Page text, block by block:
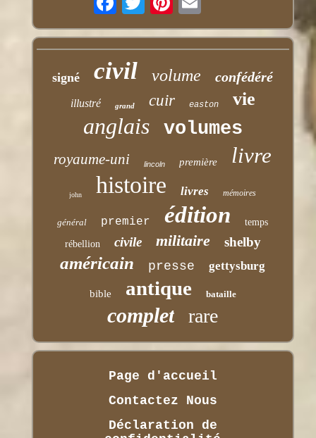
signé civil volume confédéré
illustré grand cuir easton vie
anglais volumes
royaume-uni lincoln première livre
john histoire livres mémoires
général premier édition temps
rébellion civile militaire shelby
américain presse gettysburg
bible antique bataille
complet rare
Page d'accueil
Contactez Nous
Déclaration de